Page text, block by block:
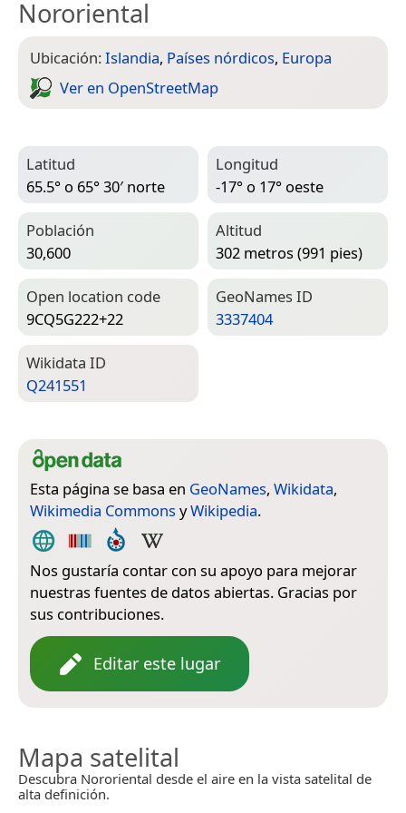
Nororiental
Ubicación:Islandia, Países nórdicos, Europa
Ver en Open­Street­Map
Latitud
65.5° o 65° 30′ norte
Longitud
-17° o 17° oeste
Población
30,600
Altitud
302 metros (991 pies)
Open location code
9CQ5G222+22
Geo­Names ID
3337404
Wiki­data ID
Q241551
Esta página se basa en GeoNames, Wikidata,
Wikimedia Commons yWikipedia.
Nos gustaría contar con su apoyo para mejorar
nuestras fuentes de datos abiertas. Gracias por
sus contribuciones.
Editar este lugar
Mapa satelital
Descubra Nororiental desde el aire en la vista satelital de
alta definición.